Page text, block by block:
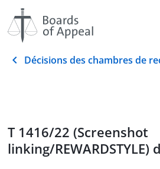
Décisions des chambres de
T 1416/22 (Screenshot
linking/REWARDSTYLE)